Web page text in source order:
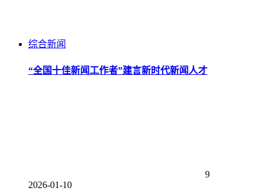
综合新闻
“全国十佳新闻工作者”建言新时代新闻人才
9
2026-01-10